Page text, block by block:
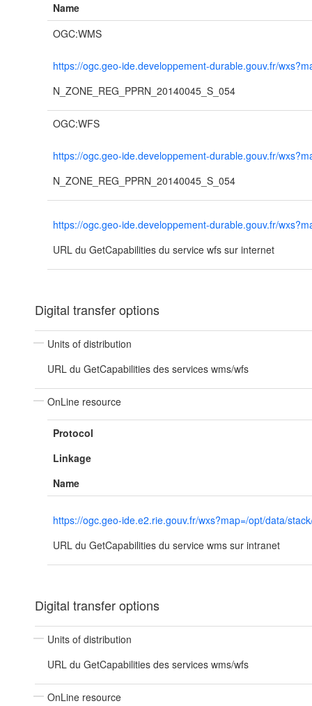
Name
OGC:WMS
https://ogc.geo-ide.developpement-durable.gouv.fr/
N_ZONE_REG_PPRN_20140045_S_054
OGC:WFS
https://ogc.geo-ide.developpement-durable.gouv.fr/
N_ZONE_REG_PPRN_20140045_S_054
https://ogc.geo-ide.developpement-durable.gouv.fr/
URL du GetCapabilities du service wfs sur internet
Digital transfer options
Units of distribution
URL du GetCapabilities des services wms/wfs
OnLine resource
Protocol
Linkage
Name
https://ogc.geo-ide.e2.rie.gouv.fr/wxs?map=/opt/data/
URL du GetCapabilities du service wms sur intranet
Digital transfer options
Units of distribution
URL du GetCapabilities des services wms/wfs
OnLine resource